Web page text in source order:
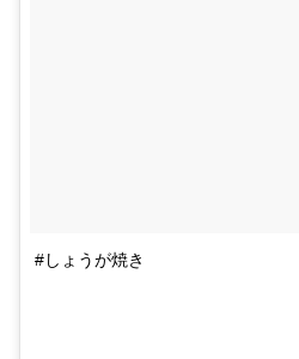
#しょうが焼き